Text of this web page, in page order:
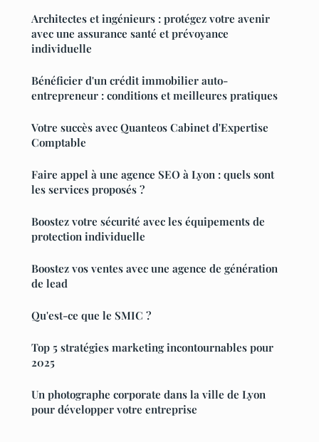
Architectes et ingénieurs : protégez votre avenir
avec une assurance santé et prévoyance
individuelle
Bénéficier d'un crédit immobilier auto-
entrepreneur : conditions et meilleures pratiques
Votre succès avec Quanteos Cabinet d'Expertise
Comptable
Faire appel à une agence SEO à Lyon : quels sont
les services proposés ?
Boostez votre sécurité avec les équipements de
protection individuelle
Boostez vos ventes avec une agence de génération
de lead
Qu'est-ce que le SMIC ?
Top 5 stratégies marketing incontournables pour
2025
Un photographe corporate dans la ville de Lyon
pour développer votre entreprise